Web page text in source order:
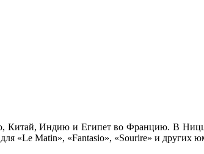
Китай, Индию и Египет во Францию. В
«Le Matin», «Fantasio», «Sourire» и других